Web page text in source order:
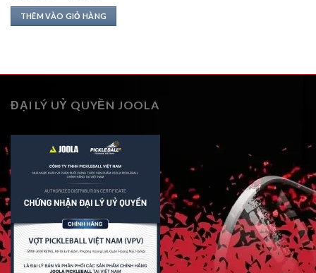
là:
1.200.000 ₫.
790.000 ₫.
THÊM VÀO GIỎ HÀNG
ĐẠI LÝ UỶ QUYỀN JOOLA